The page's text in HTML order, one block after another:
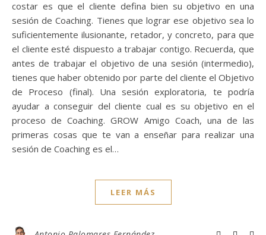
costar es que el cliente defina bien su objetivo en una
sesión de Coaching. Tienes que lograr ese objetivo sea lo
suficientemente ilusionante, retador, y concreto, para que
el cliente esté dispuesto a trabajar contigo. Recuerda, que
antes de trabajar el objetivo de una sesión (intermedio),
tienes que haber obtenido por parte del cliente el Objetivo
de Proceso (final). Una sesión exploratoria, te podría
ayudar a conseguir del cliente cual es su objetivo en el
proceso de Coaching. GROW Amigo Coach, una de las
primeras cosas que te van a enseñar para realizar una
sesión de Coaching es el…
LEER MÁS